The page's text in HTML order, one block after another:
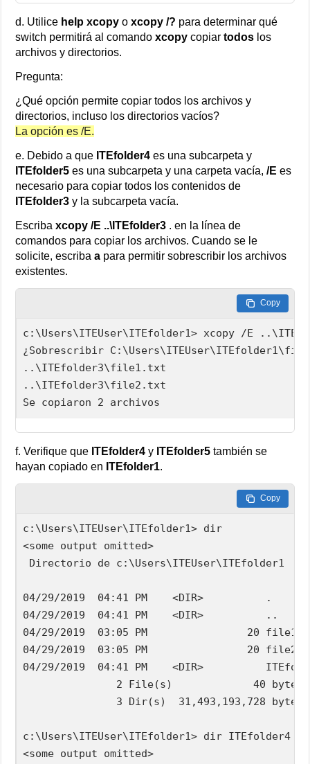
d. Utilice help xcopy oxcopy /? para determinar qué
switch permitirá al comandoxcopy copiartodos los
archivos y directorios.
Pregunta:
¿Qué opción permite copiar todos los archivos y
directorios, incluso los directorios vacíos?
La opción es /E.
e. Debido a que ITEfolder4 es una subcarpeta y
ITEfolder5 es una subcarpeta y una carpeta vacía,/E es
necesario para copiar todos los contenidos de
ITEfolder3 y la subcarpeta vacía.
Escribaxcopy /E ..\ITEfolder3 . en la línea de
comandos para copiar los archivos. Cuando se le
solicite, escribaa para permitir sobrescribir los archivos
existentes.
Copy
c:\Users\ITEUser\ITEfolder1> xcopy /E
¿Sobrescribir
..\ITEfolder3\file1.txt
..\ITEfolder3\file2.txt
Se copiaron 2 archivos
f. Verifique que ITEfolder4 y ITEfolder5 también se
hayan copiado en ITEfolder1.
Copy
c:\Users\ITEUser\ITEfolder1> dir
<some output omitted>
Directorio de c:\Users\ITEUser\ITEfolder1
04/29/2019  04:41 PM    <DIR>          .
04/29/2019  04:41 PM    <DIR>          ..
04/29/2019  03:05 PM                20
04/29/2019  03:05 PM                20
04/29/2019  04:41 PM    <DIR>
               2 File(s)             40 bytes
3 Dir(s)  31,493,193,728 bytes
c:\Users\ITEUser\ITEfolder1> dir ITEfolder4
<some output omitted>